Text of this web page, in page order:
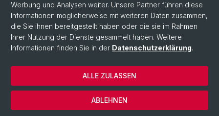
© Universität Basel
Philosophisch-Historische Fakultät
Sprach- und Literaturwissenschaften
Home
Datenschutzerklärung
Werbung und Analysen weiter. Unsere Partner führen diese
Informationen möglicherweise mit weiteren Daten zusammen,
die Sie ihnen bereitgestellt haben oder die sie im Rahmen
Ihrer Nutzung der Dienste gesammelt haben. Weitere
Informationen finden Sie in der Datenschutzerklärung.
ABLEHNEN
ALLE ZULASSEN